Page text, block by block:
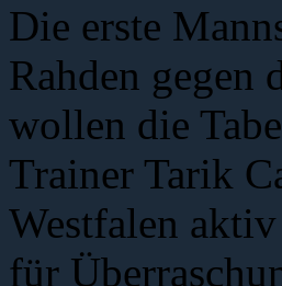
Die erste
Rahden gegen
wollen die
Trainer Tarik
Westfalen
für